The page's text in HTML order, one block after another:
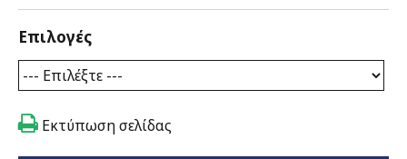
Επιλογές
Εκτύπωση σελίδας